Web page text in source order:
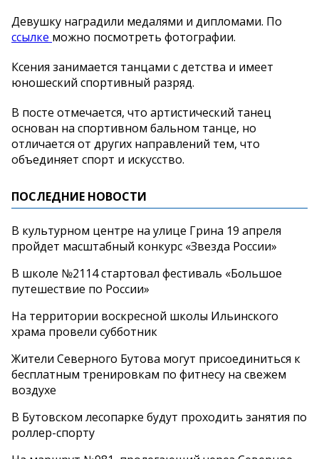
Девушку наградили медалями и дипломами. По
ссылке можно посмотреть фотографии.
Ксения занимается танцами с детства и имеет
юношеский спортивный разряд.
В посте отмечается, что артистический танец
основан на спортивном бальном танце, но
отличается от других направлений тем, что
объединяет спорт и искусство.
ПОСЛЕДНИЕ НОВОСТИ
В культурном центре на улице Грина 19 апреля
пройдет масштабный конкурс «Звезда России»
В школе №2114 стартовал фестиваль «Большое
путешествие по России»
На территории воскресной школы Ильинского
храма провели субботник
Жители Северного Бутова могут присоединиться к
бесплатным тренировкам по фитнесу на свежем
воздухе
В Бутовском лесопарке будут проходить занятия по
роллер-спорту